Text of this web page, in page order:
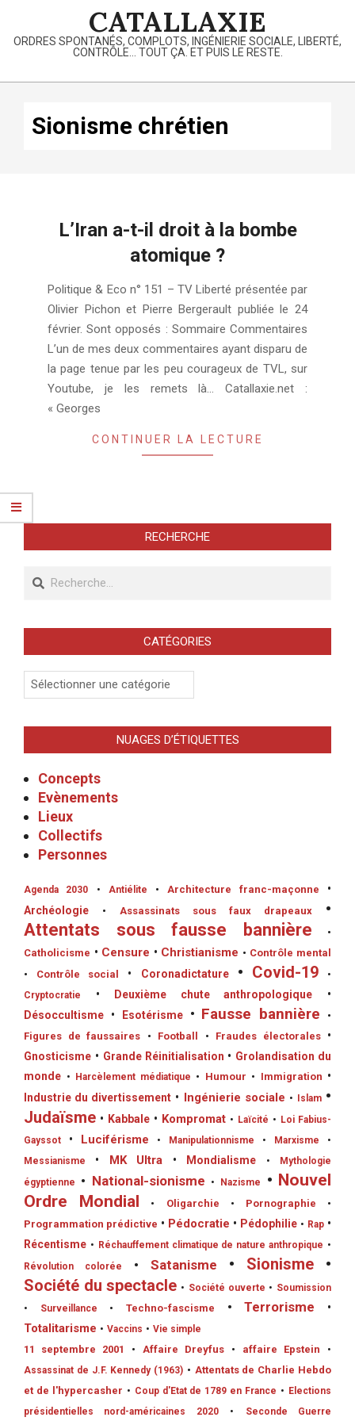
content
CATALLAXIE
ORDRES SPONTANÉS, COMPLOTS, INGÉNIERIE SOCIALE, LIBERTÉ,
CONTRÔLE… TOUT ÇA. ET PUIS LE RESTE.
Primary
Sionisme chrétien
L’Iran a-t-il droit à la bombe
atomique ?
02-
24
Politique & Eco n° 151 – TV Liberté présentée par
Olivier Pichon et Pierre Bergerault publiée le 24
février. Sont opposés : Sommaire Commentaires
L’un de mes deux commentaires ayant disparu de
la page tenue par les peu courageux de TVL, sur
Youtube, je les remets là… Catallaxie.net :
« Georges
CONTINUER LA LECTURE
RECHERCHE
Recherche
CATÉGORIES
Catégories
NUAGES D’ÉTIQUETTES
Concepts
Evènements
Lieux
Collectifs
Personnes
Agenda 2030 • Antiélite • Architecture franc-maçonne
•
Archéologie
• Assassinats sous faux drapeaux
•
Attentats sous fausse bannière
•
Catholicisme • Censure • Christianisme • Contrôle mental
•
Contrôle social • Coronadictature • Covid-19
•
Cryptocratie
• Deuxième chute anthropologique
•
Désoccultisme
• Esotérisme • Fausse bannière
•
Figures de faussaires
• Football • Fraudes électorales
•
Gnosticisme • Grande Réinitialisation • Grolandisation du
monde • Harcèlement médiatique • Humour • Immigration •
Industrie du divertissement • Ingénierie sociale • Islam •
Judaïsme • Kabbale • Kompromat • Laïcité • Loi Fabius-
Gayssot
• Luciférisme • Manipulationnisme • Marxisme
•
Messianisme
• MK Ultra • Mondialisme •
Mythologie
égyptienne
• National-sionisme • Nazisme • Nouvel
Ordre Mondial
• Oligarchie • Pornographie
•
Programmation prédictive • Pédocratie • Pédophilie • Rap •
Récentisme • Réchauffement climatique de nature anthropique •
Révolution colorée
• Satanisme • Sionisme
•
Société du spectacle • Société ouverte • Soumission
•
Surveillance • Techno-fascisme • Terrorisme
•
Totalitarisme • Vaccins • Vie simple
11 septembre 2001 • Affaire Dreyfus • affaire Epstein
•
Assassinat de J.F. Kennedy (1963) • Attentats de Charlie Hebdo
et de l'hypercasher • Coup d'Etat de 1789 en France • Elections
présidentielles nord-américaines 2020
• Seconde Guerre